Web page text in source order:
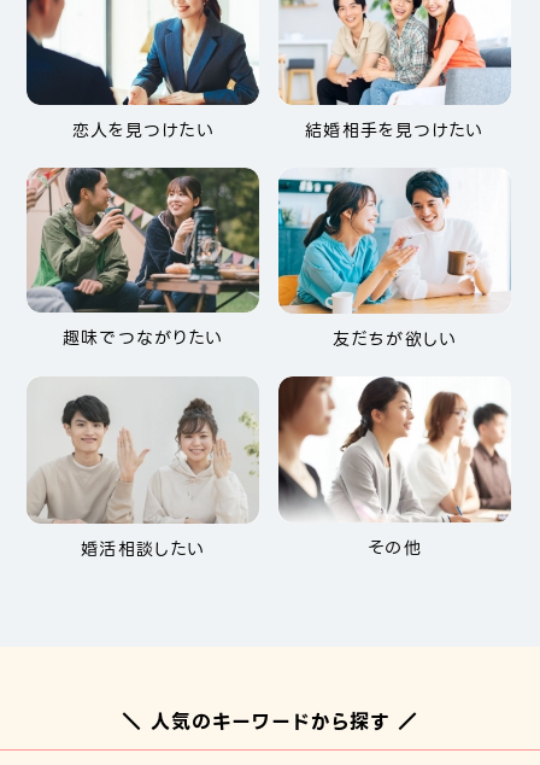
恋人を見つけたい 結婚相手を見つけたい
趣味でつながりたい 友だちが欲しい
婚活相談したい その他
＼ 人気のキーワードから探す ／